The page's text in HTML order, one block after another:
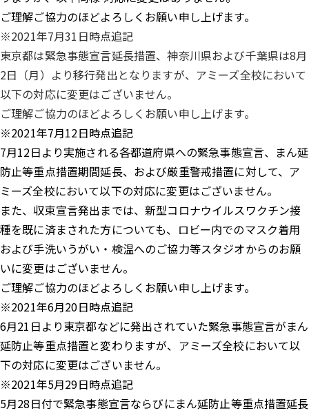
ご理解ご協力のほどよろしくお願い申し上げます。
※2021年7月31日時点追記
東京都は緊急事態宣言延長措置、神奈川県および千葉県は8月
2日（月）より移行発出となりますが、アミーズ全校において
以下の対応に変更はございません。
ご理解ご協力のほどよろしくお願い申し上げます。
※2021年7月12日時点追記
7月12日より実施される各都道府県への緊急事態宣言、まん延
防止等重点措置期間延長、および厳重警戒措置に対して、ア
ミーズ全校において以下の対応に変更はございません。
また、収束宣言発出までは、新型コロナウイルスワクチン接
種を既に済まされた方についても、ロビー内でのマスク着用
および手洗いうがい・検温へのご協力等スタジオからのお願
いに変更はございません。
ご理解ご協力のほどよろしくお願い申し上げます。
※2021年6月20日時点追記
6月21日より東京都などに発出されていた緊急事態宣言がまん
延防止等重点措置と変わりますが、アミーズ全校において以
下の対応に変更はございません。
※2021年5月29日時点追記
5月28日付で緊急事態宣言ならびにまん延防止等重点措置延長